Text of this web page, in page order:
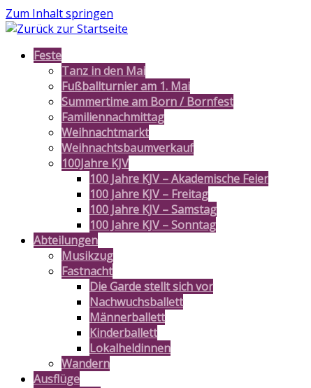
Zum Inhalt springen
Feste
Tanz in den Mai
Fußballturnier am 1. Mai
Summertime am Born / Bornfest
Familiennachmittag
Weihnachtmarkt
Weihnachtsbaumverkauf
100Jahre KJV
100 Jahre KJV – Akademische Feier
100 Jahre KJV – Freitag
100 Jahre KJV – Samstag
100 Jahre KJV – Sonntag
Abteilungen
Musikzug
Fastnacht
Die Garde stellt sich vor
Nachwuchsballett
Männerballett
Kinderballett
Lokalheldinnen
Wandern
Ausflüge